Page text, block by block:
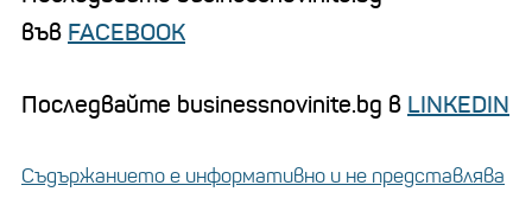
във FACEBOOK
Последвайте businessnovinite.bg в LINKEDIN
Съдържанието е информативно и не представлява